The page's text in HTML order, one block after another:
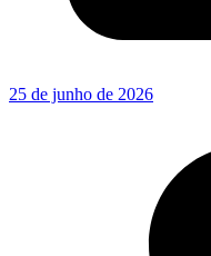
25 de junho de 2026